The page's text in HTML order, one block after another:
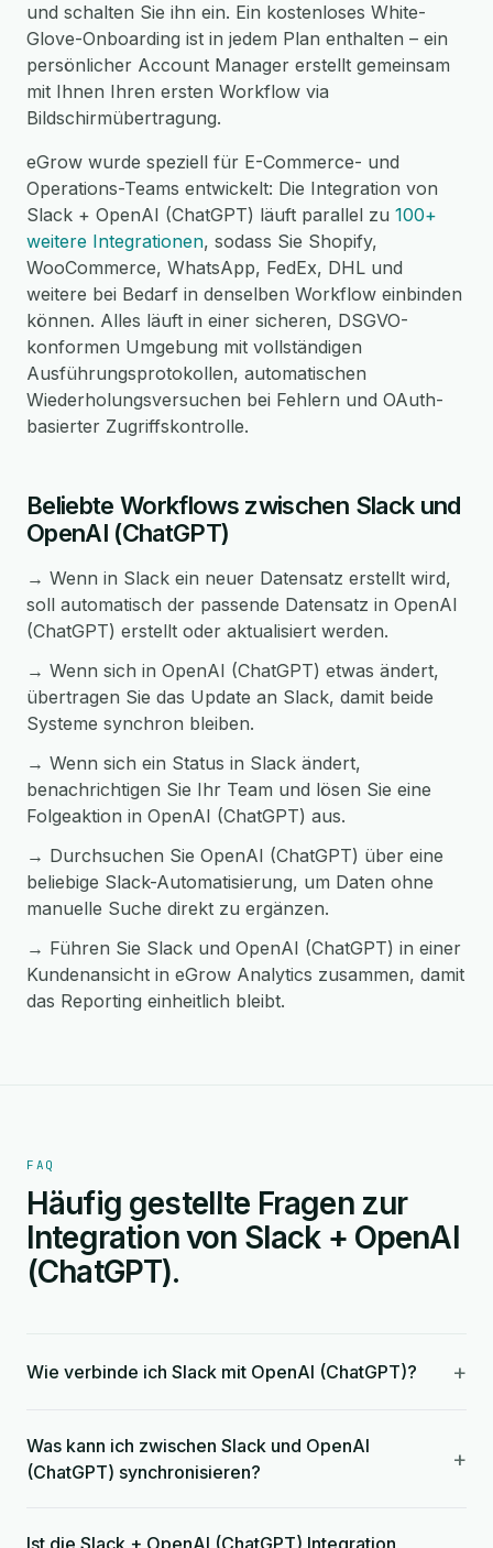
und schalten Sie ihn ein. Ein kostenloses White-
Glove-Onboarding ist in jedem Plan enthalten – ein
persönlicher Account Manager erstellt gemeinsam
mit Ihnen Ihren ersten Workflow via
Bildschirmübertragung.
eGrow wurde speziell für E-Commerce- und
Operations-Teams entwickelt: Die Integration von
Slack + OpenAI (ChatGPT) läuft parallel zu 100+
weitere Integrationen, sodass Sie Shopify,
WooCommerce, WhatsApp, FedEx, DHL und
weitere bei Bedarf in denselben Workflow einbinden
können. Alles läuft in einer sicheren, DSGVO-
konformen Umgebung mit vollständigen
Ausführungsprotokollen, automatischen
Wiederholungsversuchen bei Fehlern und OAuth-
basierter Zugriffskontrolle.
Beliebte Workflows zwischen Slack und
OpenAI (ChatGPT)
→ Wenn in Slack ein neuer Datensatz erstellt wird,
soll automatisch der passende Datensatz in OpenAI
(ChatGPT) erstellt oder aktualisiert werden.
→ Wenn sich in OpenAI (ChatGPT) etwas ändert,
übertragen Sie das Update an Slack, damit beide
Systeme synchron bleiben.
→ Wenn sich ein Status in Slack ändert,
benachrichtigen Sie Ihr Team und lösen Sie eine
Folgeaktion in OpenAI (ChatGPT) aus.
→ Durchsuchen Sie OpenAI (ChatGPT) über eine
beliebige Slack-Automatisierung, um Daten ohne
manuelle Suche direkt zu ergänzen.
→ Führen Sie Slack und OpenAI (ChatGPT) in einer
Kundenansicht in eGrow Analytics zusammen, damit
das Reporting einheitlich bleibt.
FAQ
Häufig gestellte Fragen zur
Integration von Slack + OpenAI
(ChatGPT).
Wie verbinde ich Slack mit OpenAI (ChatGPT)? +
Was kann ich zwischen Slack und OpenAI
(ChatGPT) synchronisieren?
+
Ist die Slack + OpenAI (ChatGPT) Integration